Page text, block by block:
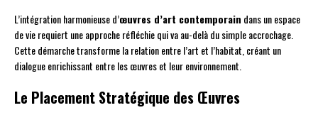
L’intégration harmonieuse d’œuvres d’art contemporain dans un espace
de vie requiert une approche réfléchie qui va au-delà du simple accrochage.
Cette démarche transforme la relation entre l’art et l’habitat, créant un
dialogue enrichissant entre les œuvres et leur environnement.
Le Placement Stratégique des Œuvres